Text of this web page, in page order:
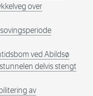
over
ved Abildsø
delvis stengt
av